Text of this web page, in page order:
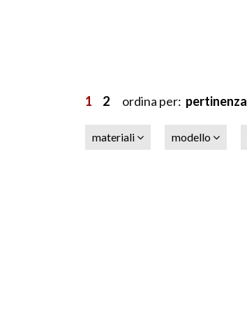
1 2 ordina per: pertinenza
materiali modello